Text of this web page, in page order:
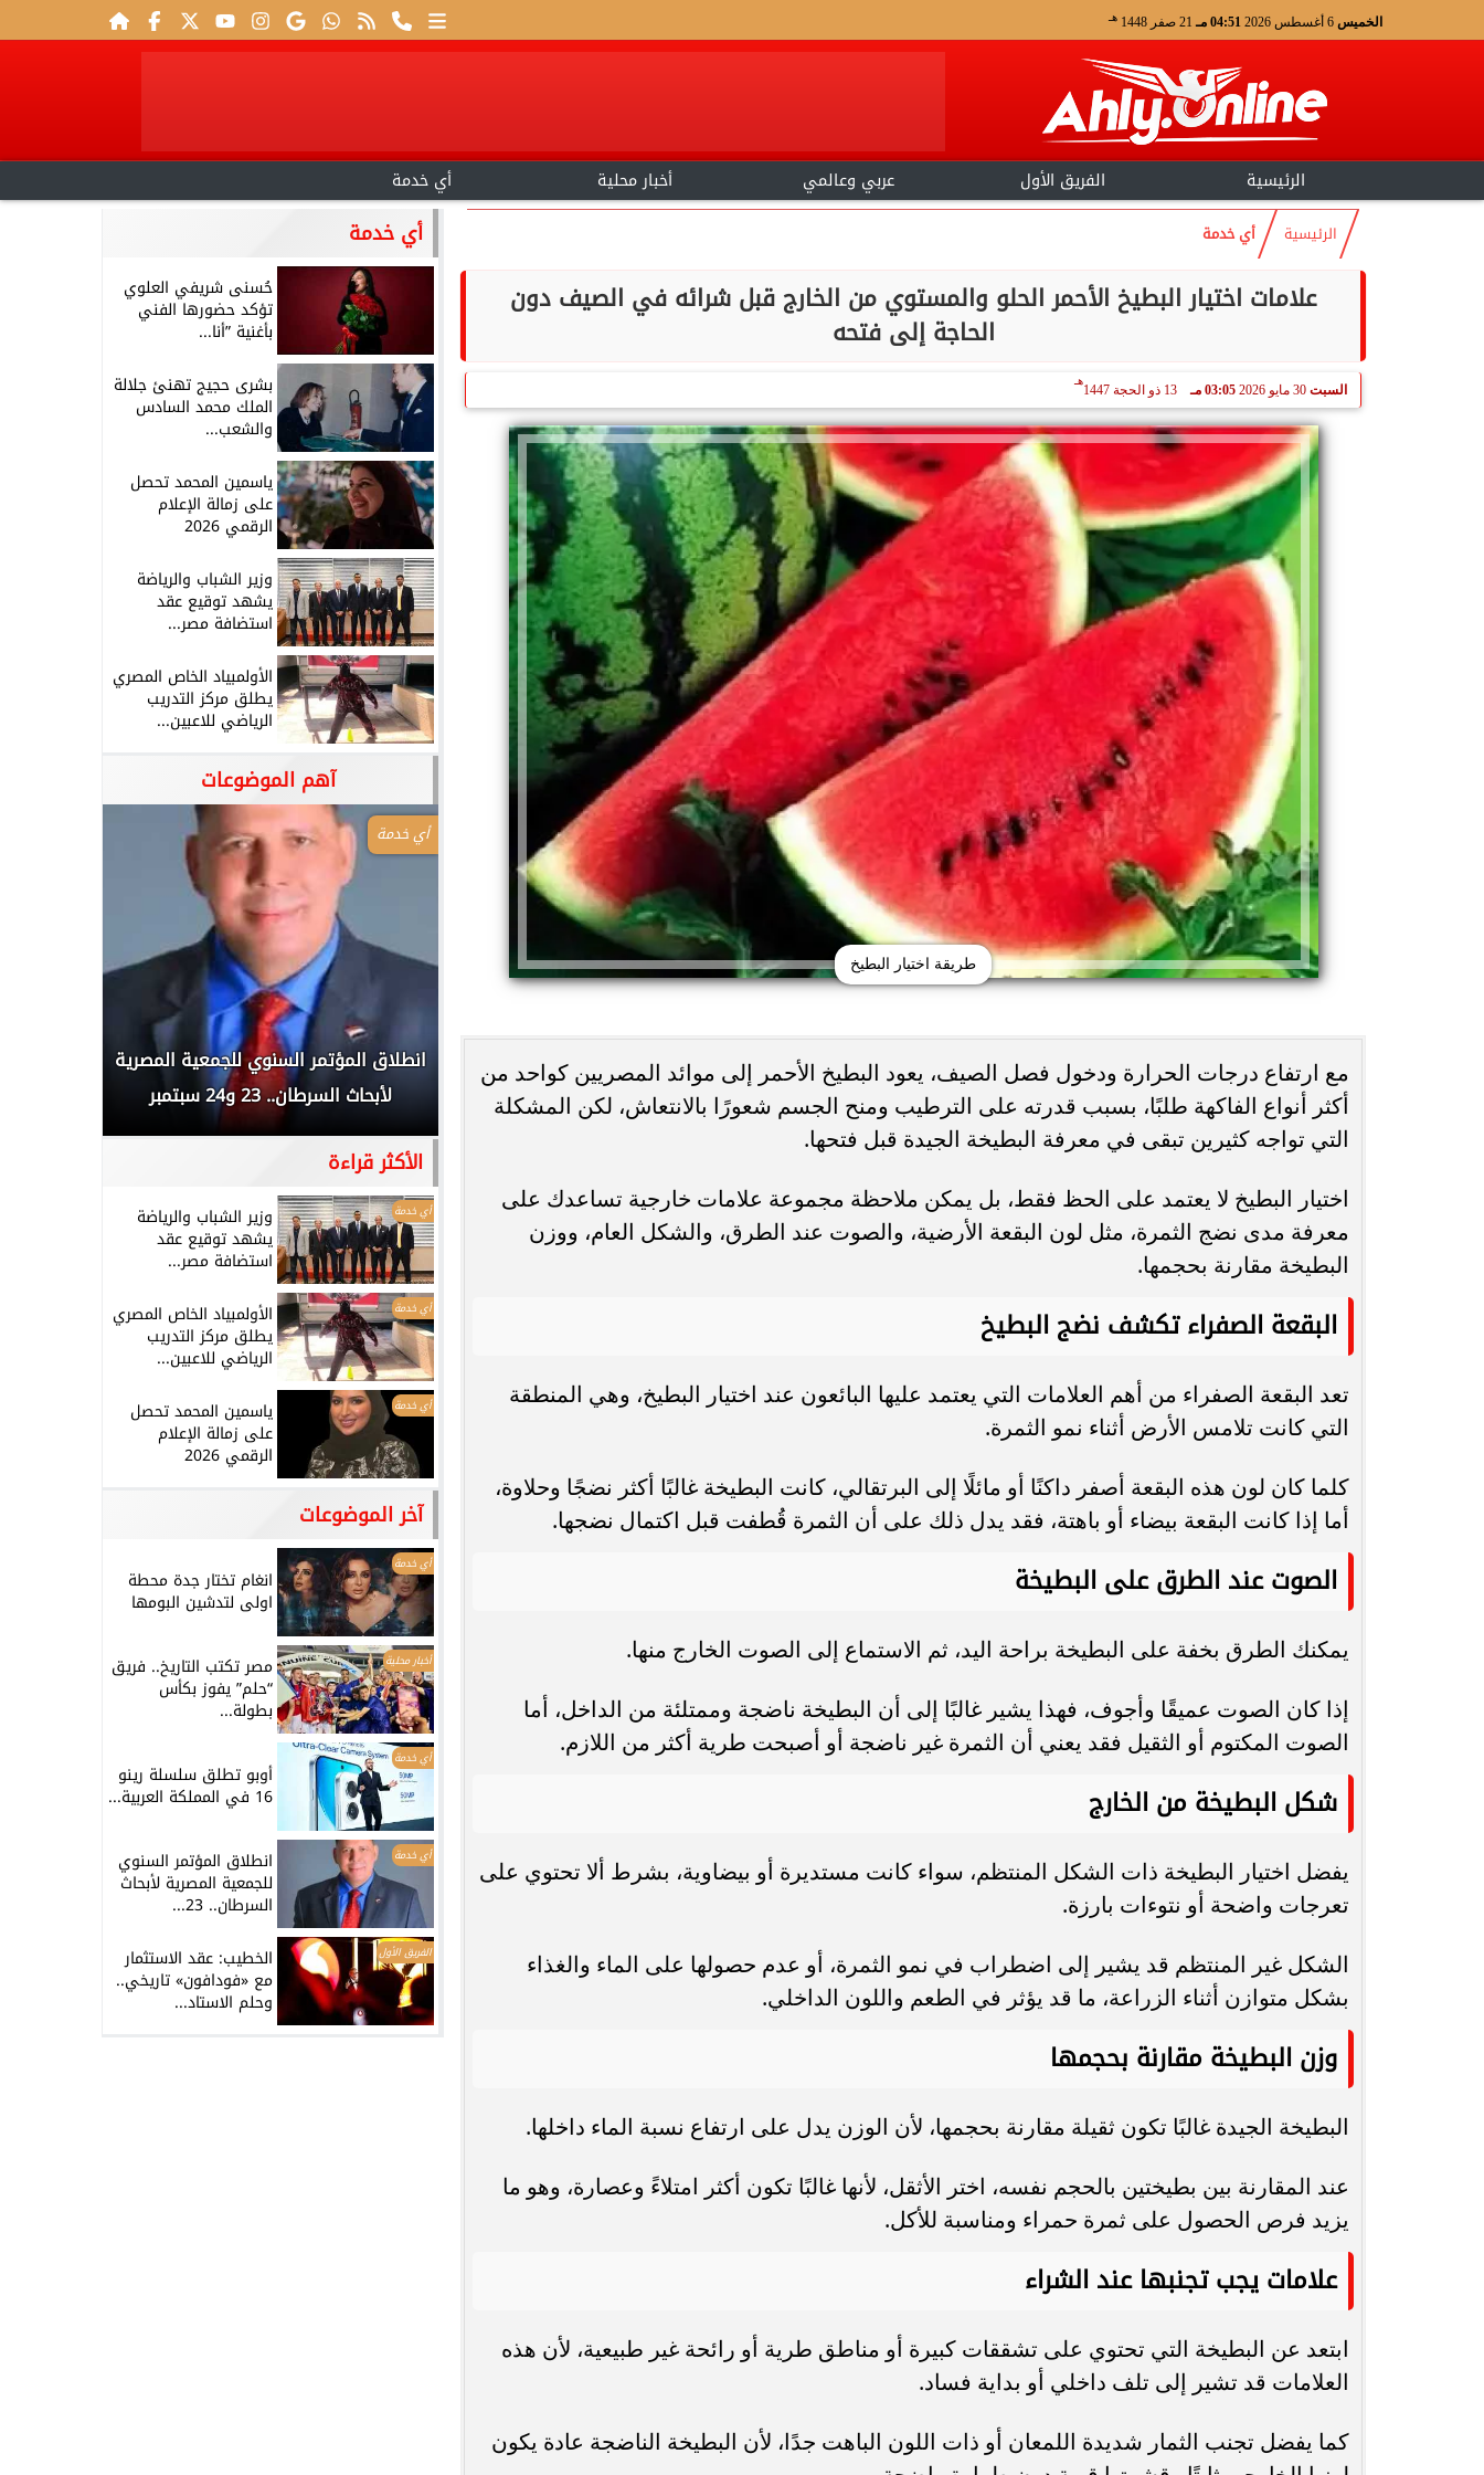
الخميس 04:51 مـ 21 صفر 1448 هـ
الرئيسية الفريق الأول عربي وعالمي أخبار محلية أي خدمة
الرئيسية أي خدمة
علامات اختيار البطيخ الأحمر الحلو والمستوي من الخارج قبل شرائه في الصيف دون
الحاجة إلى فتحه
السبت 30 مايو 2026 03:05 مـ 13 ذو الحجة 1447
هـ
طريقة اختيار البطيخ
مع ارتفاع درجات الحرارة ودخول فصل الصيف، يعود البطيخ الأحمر إلى موائد المصريين كواحد من
أكثر أنواع الفاكهة طلبًا، بسبب قدرته على الترطيب ومنح الجسم شعورًا بالانتعاش، لكن المشكلة
التي تواجه كثيرين تبقى في معرفة البطيخة الجيدة قبل فتحها.
اختيار البطيخ لا يعتمد على الحظ فقط، بل يمكن ملاحظة مجموعة علامات خارجية تساعدك على
معرفة مدى نضج الثمرة، مثل لون البقعة الأرضية، والصوت عند الطرق، والشكل العام، ووزن
البطيخة مقارنة بحجمها.
البقعة الصفراء تكشف نضج البطيخ
تعد البقعة الصفراء من أهم العلامات التي يعتمد عليها البائعون عند اختيار البطيخ، وهي المنطقة
التي كانت تلامس الأرض أثناء نمو الثمرة.
كلما كان لون هذه البقعة أصفر داكنًا أو مائلًا إلى البرتقالي، كانت البطيخة غالبًا أكثر نضجًا وحلاوة،
أما إذا كانت البقعة بيضاء أو باهتة، فقد يدل ذلك على أن الثمرة قُطفت قبل اكتمال نضجها.
الصوت عند الطرق على البطيخة
يمكنك الطرق بخفة على البطيخة براحة اليد، ثم الاستماع إلى الصوت الخارج منها.
إذا كان الصوت عميقًا وأجوف، فهذا يشير غالبًا إلى أن البطيخة ناضجة وممتلئة من الداخل، أما
الصوت المكتوم أو الثقيل فقد يعني أن الثمرة غير ناضجة أو أصبحت طرية أكثر من اللازم.
شكل البطيخة من الخارج
يفضل اختيار البطيخة ذات الشكل المنتظم، سواء كانت مستديرة أو بيضاوية، بشرط ألا تحتوي على
تعرجات واضحة أو نتوءات بارزة.
الشكل غير المنتظم قد يشير إلى اضطراب في نمو الثمرة، أو عدم حصولها على الماء والغذاء
بشكل متوازن أثناء الزراعة، ما قد يؤثر في الطعم واللون الداخلي.
وزن البطيخة مقارنة بحجمها
البطيخة الجيدة غالبًا تكون ثقيلة مقارنة بحجمها، لأن الوزن يدل على ارتفاع نسبة الماء داخلها.
عند المقارنة بين بطيختين بالحجم نفسه، اختر الأثقل، لأنها غالبًا تكون أكثر امتلاءً وعصارة، وهو ما
يزيد فرص الحصول على ثمرة حمراء ومناسبة للأكل.
علامات يجب تجنبها عند الشراء
ابتعد عن البطيخة التي تحتوي على تشققات كبيرة أو مناطق طرية أو رائحة غير طبيعية، لأن هذه
العلامات قد تشير إلى تلف داخلي أو بداية فساد.
كما يفضل تجنب الثمار شديدة اللمعان أو ذات اللون الباهت جدًا، لأن البطيخة الناضجة عادة يكون
أي خدمة
حُسنى شريفي العلوي
تؤكد حضورها الفني
بأغنية ”أنا...
بشرى حجيج تهنئ جلالة
الملك محمد السادس
والشعب...
ياسمين المحمد تحصل
على زمالة الإعلام
الرقمي 2026
وزير الشباب والرياضة
يشهد توقيع عقد
استضافة مصر...
الأولمبياد الخاص المصري
يطلق مركز التدريب
الرياضي للاعبين...
آهم الموضوعات
انغام تختار جدة محطة اولى لتدشين
البومها
مصر تكتب التاريخ.. فريق “حلم” يفوز بكأس
بطولة Genuine Cup العالمية لكرة...
أوبو تطلق سلسلة رينو 16 في المملكة
العربية السعودية بتصميم لافت وقدرات...
أي خدمة
انطلاق المؤتمر السنوي للجمعية المصرية
لأبحاث السرطان.. 23 و24 سبتمبر
الأكثر قراءة
أي خدمة وزير الشباب والرياضة
يشهد توقيع عقد
استضافة مصر...
أي خدمة الأولمبياد الخاص المصري
يطلق مركز التدريب
الرياضي للاعبين...
أي خدمة ياسمين المحمد تحصل
على زمالة الإعلام
الرقمي 2026
آخر الموضوعات
أي خدمة
انغام تختار جدة محطة
اولى لتدشين البومها
أخبار محلية مصر تكتب التاريخ.. فريق
“حلم” يفوز بكأس
بطولة...
أي خدمة
أوبو تطلق سلسلة رينو
16 في المملكة العربية...
أي خدمة انطلاق المؤتمر السنوي
للجمعية المصرية لأبحاث
السرطان.. 23...
الفريق الأول الخطيب: عقد الاستثمار
مع «فودافون» تاريخي..
وحلم الاستاد...